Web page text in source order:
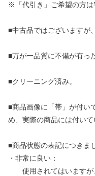
※「代引き」ご希望の方は
■中古品ではございますが
■万が一品質に不備が有っ
■クリーニング済み。
■商品画像に「帯」が付い
め、実際の商品には付いて
■商品状態の表記につきま
・非常に良い：
使用されてはいますが